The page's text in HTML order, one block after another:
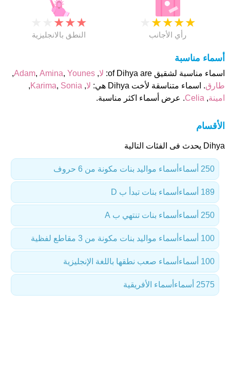
★
★
★
النطق بالانجليزية
★
★
★
★
رأي الأجانب
أسماء مناسبة
اسماء مناسبة لشقيق of Dihya are: لا,
Adam, Amina, Younes
,
طارق. اسماء متناسقة لأخت Dihya هي: لا,
Karima, Sonia
,
امينة,
Celia. عرض أسماء اكثر مناسبة.
الأقسام
Dihya يحدث فى الفئات التالية
أسماء مواليد بنات مكونة من 6 حروف 250 أسماء
أسماء بنات تبدأ ب D 189 أسماء
أسماء بنات تنتهي ب A 250 أسماء
أسماء مواليد بنات مكونة من 3 مقاطع لفظية 100 أسماء
أسماء صعب نطقها باللغة الإنجليزية 100 أسماء
أسماء الأفريقية 2575 أسماء